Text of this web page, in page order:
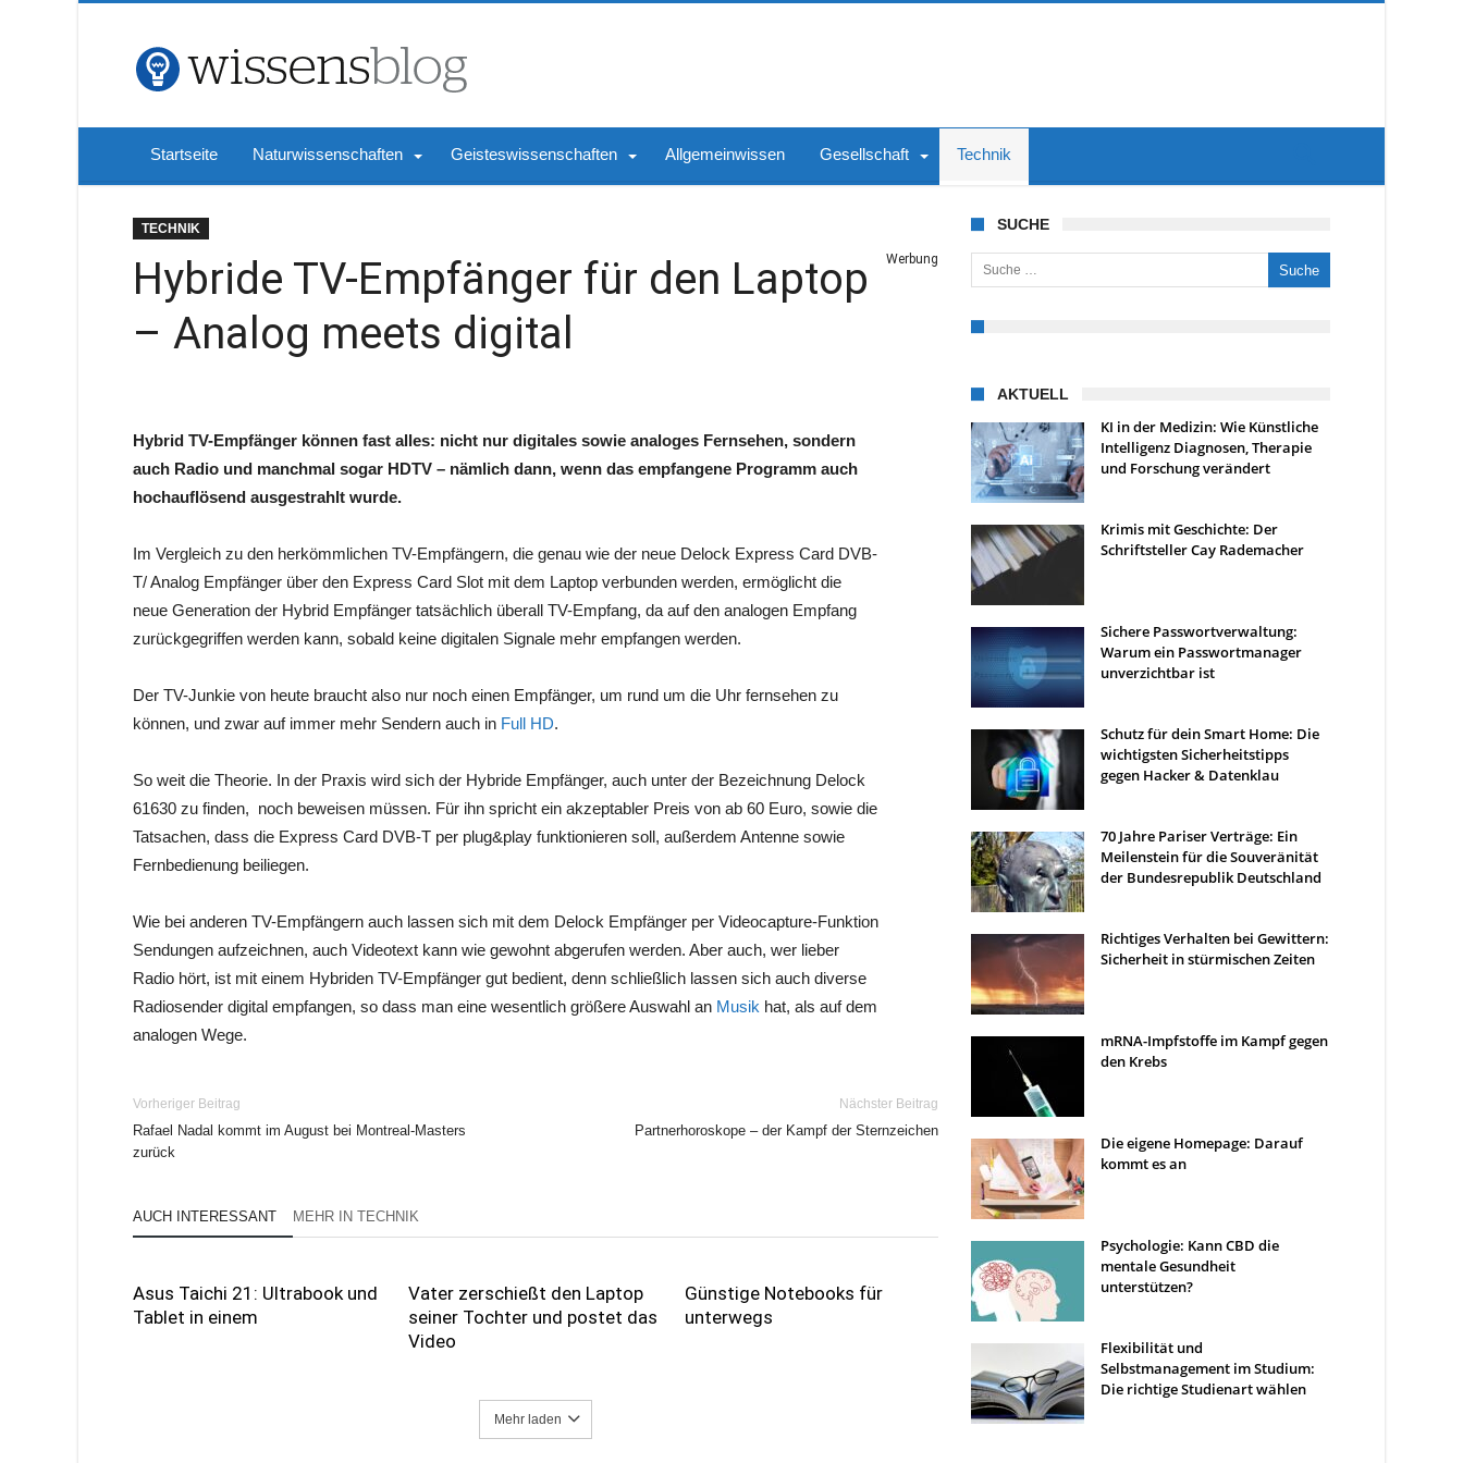
Startseite Naturwissenschaften Geisteswissenschaften Allgemeinwissen Gesellschaft Technik
TECHNIK
Hybride TV-Empfänger für den Laptop
– Analog meets digital
Werbung
Hybrid TV-Empfänger können fast alles: nicht nur digitales sowie analoges Fernsehen, sondern
auch Radio und manchmal sogar HDTV – nämlich dann, wenn das empfangene Programm auch
hochauflösend ausgestrahlt wurde.
Im Vergleich zu den herkömmlichen TV-Empfängern, die genau wie der neue Delock Express Card DVB-
T/ Analog Empfänger über den Express Card Slot mit dem Laptop verbunden werden, ermöglicht die
neue Generation der Hybrid Empfänger tatsächlich überall TV-Empfang, da auf den analogen Empfang
zurückgegriffen werden kann, sobald keine digitalen Signale mehr empfangen werden.
Der TV-Junkie von heute braucht also nur noch einen Empfänger, um rund um die Uhr fernsehen zu
können, und zwar auf immer mehr Sendern auch in Full HD.
So weit die Theorie. In der Praxis wird sich der Hybride Empfänger, auch unter der Bezeichnung Delock
61630 zu finden, noch beweisen müssen. Für ihn spricht ein akzeptabler Preis von ab 60 Euro, sowie die
Tatsachen, dass die Express Card DVB-T per plug&play funktionieren soll, außerdem Antenne sowie
Fernbedienung beiliegen.
Wie bei anderen TV-Empfängern auch lassen sich mit dem Delock Empfänger per Videocapture-Funktion
Sendungen aufzeichnen, auch Videotext kann wie gewohnt abgerufen werden. Aber auch, wer lieber
Radio hört, ist mit einem Hybriden TV-Empfänger gut bedient, denn schließlich lassen sich auch diverse
Radiosender digital empfangen, so dass man eine wesentlich größere Auswahl an Musik hat, als auf dem
analogen Wege.
Vorheriger Beitrag
Rafael Nadal kommt im August bei Montreal-Masters
zurück
Nächster Beitrag
Partnerhoroskope – der Kampf der Sternzeichen
AUCH INTERESSANT MEHR IN TECHNIK
Asus Taichi 21: Ultrabook und
Tablet in einem
Vater zerschießt den Laptop
seiner Tochter und postet das
Video
Günstige Notebooks für
unterwegs
Mehr laden
SUCHE
Suche nach:
AKTUELL
KI in der Medizin: Wie Künstliche
Intelligenz Diagnosen, Therapie
und Forschung verändert
Krimis mit Geschichte: Der
Schriftsteller Cay Rademacher
Sichere Passwortverwaltung:
Warum ein Passwortmanager
unverzichtbar ist
Schutz für dein Smart Home: Die
wichtigsten Sicherheitstipps
gegen Hacker & Datenklau
70 Jahre Pariser Verträge: Ein
Meilenstein für die Souveränität
der Bundesrepublik Deutschland
Richtiges Verhalten bei Gewittern:
Sicherheit in stürmischen Zeiten
mRNA-Impfstoffe im Kampf gegen
den Krebs
Die eigene Homepage: Darauf
kommt es an
Psychologie: Kann CBD die
mentale Gesundheit
unterstützen?
Flexibilität und
Selbstmanagement im Studium:
Die richtige Studienart wählen